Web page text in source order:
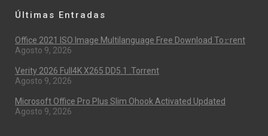
Últimas Entradas
Office 2021 ISO Image Multilanguage Frее Download To𝚛rent
Agosto 9, 2026
Verity 2026 Full4K X265 DD5.1 .torrent
Agosto 9, 2026
Microsoft Office Pro Plus Slim Ohook Activated Updated
Agosto 9, 2026